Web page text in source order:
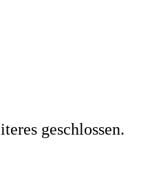
geschlossen.